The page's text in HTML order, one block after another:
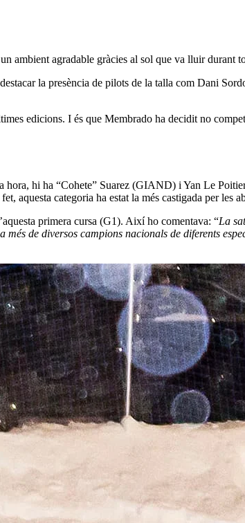
ambient agradable gràcies al sol que va lluir durant
la presència de pilots de la talla com Dani
edicions. I és que Membrado ha decidit no
hi ha “Cohete” Suarez (GIAND) i Yan Le
aquesta categoria ha estat la més castigada per les
primera cursa (G1). Així ho comentava: “La
de diversos campions nacionals de diferents